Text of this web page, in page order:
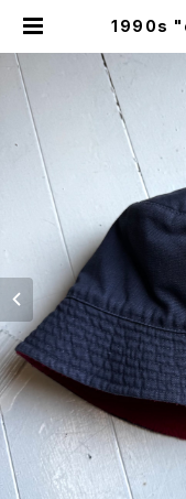
1990s